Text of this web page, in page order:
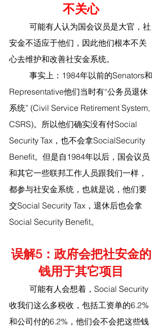
不关心
安金不适应于他们，因此他们根本不关
心去维护和改善社安金系统。
Representative他们当时有“公务员退休
系统” (Civil Service Retirement System,
CSRS)。所以他们确实没有付Social
Security Tax，也不会拿SocialSecurity
Benefit。但是自1984年以后，国会议员
和其它一些联邦工作人员跟我们一样，
都参与社安金系统，也就是说，他们要
交Social Security Tax，退休后也会拿
Social Security Benefit。
误解5：政府会把社安金的
钱用于其它项目
收我们这么多税收，包括工资单的6.2%
和公司付的6.2%，他们会不会把这些钱